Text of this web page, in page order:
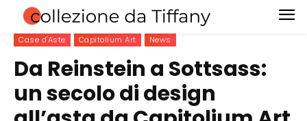
Case d'Aste Capitolium Art News
Da Reinstein a Sottsass:
un secolo di design